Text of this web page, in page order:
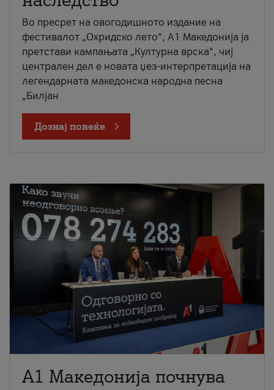
Во пресрет на овогодишното издание на
фестивалот „Охридско лето“, А1 Македонија ја
претстави кампањата „Културна врска“, чиј
централен дел е новата џез-интерпретација на
легендарната македонска народна песна
„Билјан
Дознај повеќе
A1 Македонија почнува